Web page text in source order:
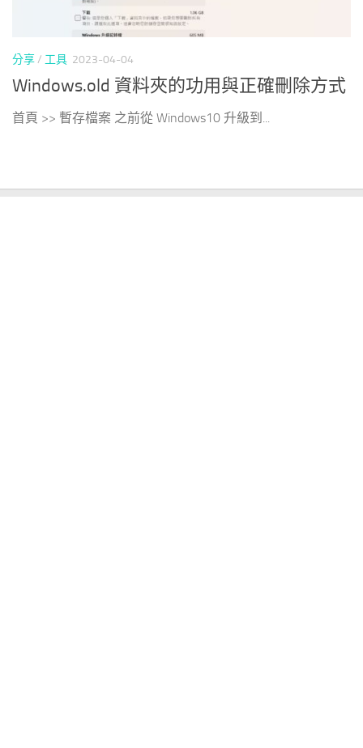
分享/ 工具 2023-04-04
Windows.old 資料夾的功用與正確刪除方式
首頁 >> 暫存檔案 之前從 Windows10 升級到...